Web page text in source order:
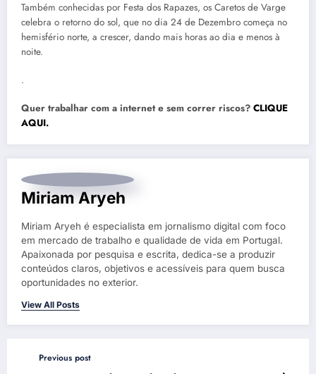
Também conhecidas por Festa dos Rapazes, os Caretos de Varge
celebra o retorno do sol, que no dia 24 de Dezembro começa no
hemisfério norte, a crescer, dando mais horas ao dia e menos à
noite.
.
Quer trabalhar com a internet e sem correr riscos? CLIQUE
AQUI.
Miriam Aryeh
Miriam Aryeh é especialista em jornalismo digital com foco
em mercado de trabalho e qualidade de vida em Portugal.
Apaixonada por pesquisa e escrita, dedica-se a produzir
conteúdos claros, objetivos e acessíveis para quem busca
oportunidades no exterior.
View All Posts
Previous post